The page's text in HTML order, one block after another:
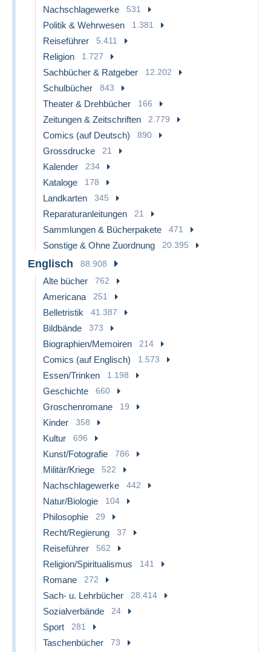
Nachschlagewerke 531
Politik & Wehrwesen 1.381
Reiseführer 5.411
Religion 1.727
Sachbücher & Ratgeber 12.202
Schulbücher 843
Theater & Drehbücher 166
Zeitungen & Zeitschriften 2.779
Comics (auf Deutsch) 890
Grossdrucke 21
Kalender 234
Kataloge 178
Landkarten 345
Reparaturanleitungen 21
Sammlungen & Bücherpakete 471
Sonstige & Ohne Zuordnung 20.395
Englisch 88.908
Alte bücher 762
Americana 251
Belletristik 41.387
Bildbände 373
Biographien/Memoiren 214
Comics (auf Englisch) 1.573
Essen/Trinken 1.198
Geschichte 660
Groschenromane 19
Kinder 358
Kultur 696
Kunst/Fotografie 786
Militär/Kriege 522
Nachschlagewerke 442
Natur/Biologie 104
Philosophie 29
Recht/Regierung 37
Reiseführer 562
Religion/Spiritualismus 141
Romane 272
Sach- u. Lehrbücher 28.414
Sozialverbände 24
Sport 281
Taschenbücher 73